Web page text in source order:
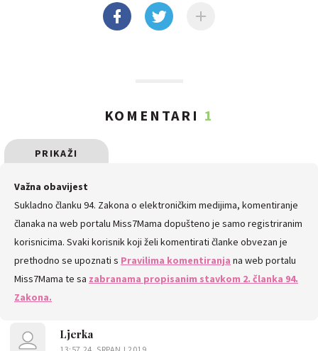
KOMENTARI 1
PRIKAŽI
SVE
KOMENTARE
Važna obavijest
Sukladno članku 94. Zakona o elektroničkim medijima, komentiranje
članaka na web portalu Miss7Mama dopušteno je samo registriranim
korisnicima. Svaki korisnik koji želi komentirati članke obvezan je
prethodno se upoznati s Pravilima komentiranja na web portalu
Miss7Mama te sa zabranama propisanim stavkom 2. članka 94.
Zakona.
Ljerka